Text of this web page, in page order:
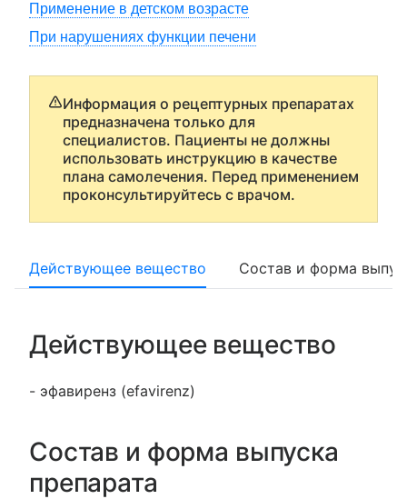
Применение в детском возрасте
При нарушениях функции печени
Информация о рецептурных препаратах
предназначена только для
специалистов. Пациенты не должны
использовать инструкцию в качестве
плана самолечения. Перед применением
проконсультируйтесь с врачом.
Действующее вещество Состав и форма
Действующее вещество
- эфавиренз (efavirenz)
Состав и форма выпуска
препарата